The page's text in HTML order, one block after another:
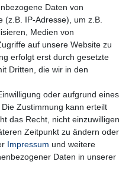
gelesen habe. Meine
** Hierbei handelt es sich um ein Pflichtfeld.
AGB
Daten von
(z.B. IP-Adresse), um z.B.
Medien von
auf unsere Website zu
erfolgt erst durch gesetzte
Dritten, die wir in den
oder aufgrund eines
Zustimmung kann erteilt
das Recht, nicht einzuwilligen
Zeitpunkt zu ändern oder
Impressum und weitere
Daten in unserer